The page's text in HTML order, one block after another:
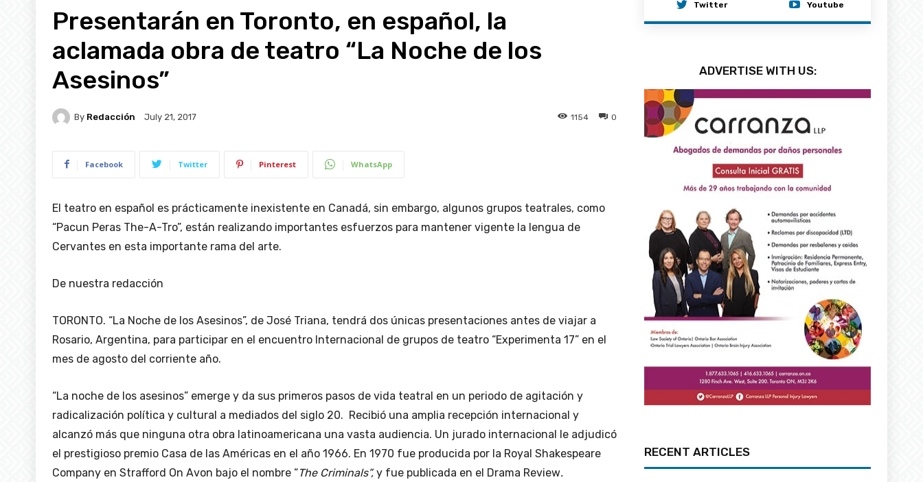
Presentarán en Toronto, en español, la
aclamada obra de teatro “La Noche de los
Asesinos”
By Redacción July 21, 2017 0
1154
Facebook Twitter Pinterest WhatsApp
El teatro en español es prácticamente inexistente en Canadá, sin embargo, algunos grupos teatrales, como
“Pacun Peras The-A-Tro”, están realizando importantes esfuerzos para mantener vigente la lengua de
Cervantes en esta importante rama del arte.
De nuestra redacción
TORONTO. “La Noche de los Asesinos”, de José Triana, tendrá dos únicas presentaciones antes de viajar a
Rosario, Argentina, para participar en el encuentro Internacional de grupos de teatro “Experimenta 17” en el
mes de agosto del corriente año.
“La noche de los asesinos” emerge y da sus primeros pasos de vida teatral en un periodo de agitación y
radicalización política y cultural a mediados del siglo 20. Recibió una amplia recepción internacional y
alcanzó más que ninguna otra obra latinoamericana una vasta audiencia. Un jurado internacional le adjudicó
el prestigioso premio Casa de las Américas en el año 1966. En 1970 fue producida por la Royal Shakespeare
Company en Strafford On Avon bajo el nombre “The Criminals”,y fue publicada en el Drama Review.
Twitter Youtube
ADVERTISE WITH US: